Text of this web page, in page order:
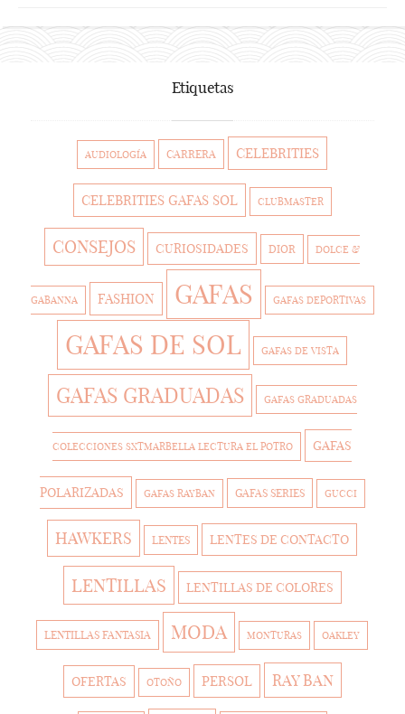
Etiquetas
AUDIOLOGÍA CARRERA CELEBRITIES
CELEBRITIES GAFAS SOL CLUBMASTER
CONSEJOS CURIOSIDADES DIOR DOLCE &
GABANNA FASHION GAFAS GAFAS DEPORTIVAS
GAFAS DE SOL GAFAS DE VISTA
GAFAS GRADUADAS GAFAS GRADUADAS
COLECCIONES SXTMARBELLA LECTURA EL POTRO GAFAS
POLARIZADAS GAFAS RAYBAN GAFAS SERIES GUCCI
HAWKERS LENTES LENTES DE CONTACTO
LENTILLAS LENTILLAS DE COLORES
LENTILLAS FANTASIA MODA MONTURAS OAKLEY
OFERTAS OTOÑO PERSOL RAY BAN